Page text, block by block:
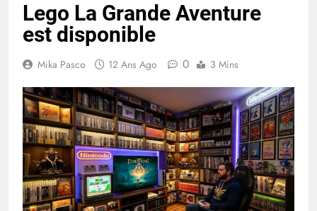
Lego La Grande Aventure
est disponible
Mika Pasco 12 Ans Ago 0 3 Mins